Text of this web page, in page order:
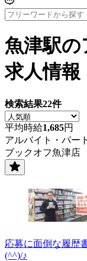
魚津駅の
求人情報
検索結果22件
平均時給1,685円
アルバイト・パート
ブックオフ魚津店
応募に面倒な履歴
(^^)/♪